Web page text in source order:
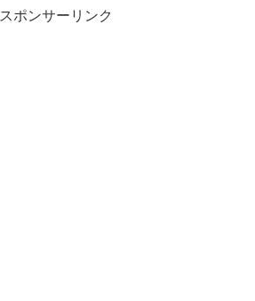
スポンサーリンク